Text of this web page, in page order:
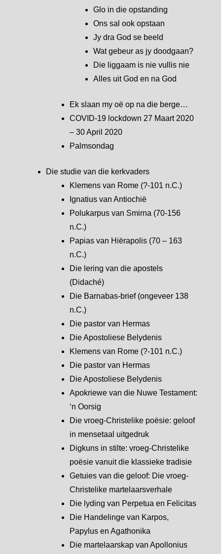
Glo in die opstanding
Ons sal ook opstaan
Jy dra God se beeld
Wat gebeur as jy doodgaan?
Die liggaam is nie vullis nie
Alles uit God en na God
Ek slaan my oë op na die berge…
COVID-19 lockdown 27 Maart 2020
– 30 April 2020
Palmsondag
Die studie van die kerkvaders
Klemens van Rome (?-101 n.C.)
Ignatius van Antiochië
Polukarpus van Smirna (70-156
n.C.)
Papias van Hiërapolis (70 – 163
n.C.)
Die lering van die apostels
(Didaché)
Die Barnabas-brief (ongeveer 138
n.C.)
Die pastor van Hermas
Die Apostoliese Belydenis
Klemens van Rome (?-101 n.C.)
Die pastor van Hermas
Die Apostoliese Belydenis
Apokriewe van die Nuwe Testament:
‘n Oorsig
Die vroeg-Christelike poësie: geloof
in mensetaal uitgedruk
Digkuns in stilte: vroeg-Christelike
poësie vanuit die klassieke tradisie
Getuies van die geloof: Die vroeg-
Christelike martelaarsverhale
Die lyding van Perpetua en Felicitas
Die Handelinge van Karpos,
Papylus en Agathonika
Die martelaarskap van Apollonius